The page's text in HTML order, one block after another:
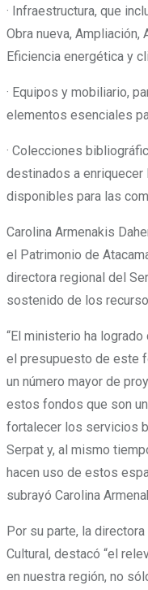
· Infraestructura, que
Obra nueva,
Eficiencia energética y
· Equipos y mobiliario,
elementos esenciales
· Colecciones
destinados a
disponibles para las
Carolina Armenakis
el Patrimonio de
directora regional del
sostenido de los
“El ministerio ha
el presupuesto de este
un número mayor de
estos fondos que son
fortalecer los servicios
Serpat y, al mismo
hacen uso de estos
subrayó Carolina
Por su parte, la
Cultural, destacó “el
en nuestra región, no